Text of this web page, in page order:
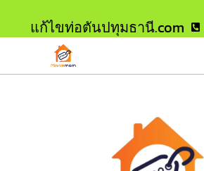
แก้ไขท่อตันปทุมธานี.com